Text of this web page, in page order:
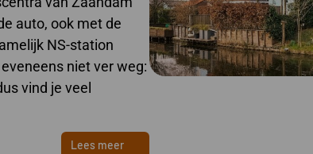
auto, ook met de
NS-station
niet ver weg:
vind je veel
Lees meer